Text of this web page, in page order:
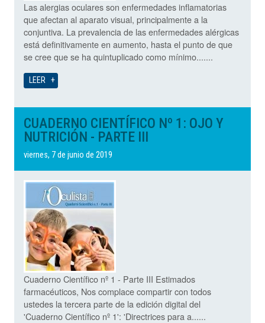
Las alergias oculares son enfermedades inflamatorias
que afectan al aparato visual, principalmente a la
conjuntiva. La prevalencia de las enfermedades alérgicas
está definitivamente en aumento, hasta el punto de que
se cree que se ha quintuplicado como mínimo.......
LEER
CUADERNO CIENTÍFICO Nº 1: OJO Y
NUTRICIÓN - PARTE III
viernes, 7 de junio de 2019
Cuaderno Científico nº 1 - Parte III Estimados
farmacéuticos, Nos complace compartir con todos
ustedes la tercera parte de la edición digital del
'Cuaderno Científico nº 1': 'Directrices para a......